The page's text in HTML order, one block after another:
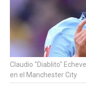
Claudio "Diablito"
en el Manchester City